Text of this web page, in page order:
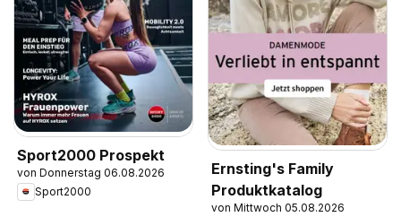
Sport2000 Prospekt
von Donnerstag 06.08.2026
Sport2000
Ernsting's Family
Produktkatalog
von Mittwoch 05.08.2026